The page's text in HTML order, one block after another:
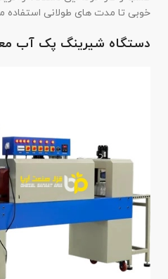
خوبی تا مدت های طولانی استفاده
دستگاه شیرینگ پک آب